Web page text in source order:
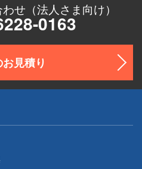
せ（法人さま向け）
0163
見積り